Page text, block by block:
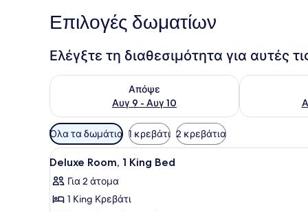
Επιλογές δωματίων
Ελέγξτε τη διαθεσιμότητα για αυτές
Απόψε
Αυγ 9 - Αυγ 10
Έλεγχος διαθεσιμότητας για απόψε Αυγ 9 - Αυγ 10
Έλεγχος
Διαθέσιμα
φίλτρα
για
δωμάτια
Όλα τα δωμάτια 1 κρεβάτι 2 κρεβάτια
Προβολή
όλων
των
φωτογραφιών
Ένα δωμάτιο ξενοδοχείου
7
Deluxe Room, 1 King Bed
Για 2 άτομα
1 King Κρεβάτι